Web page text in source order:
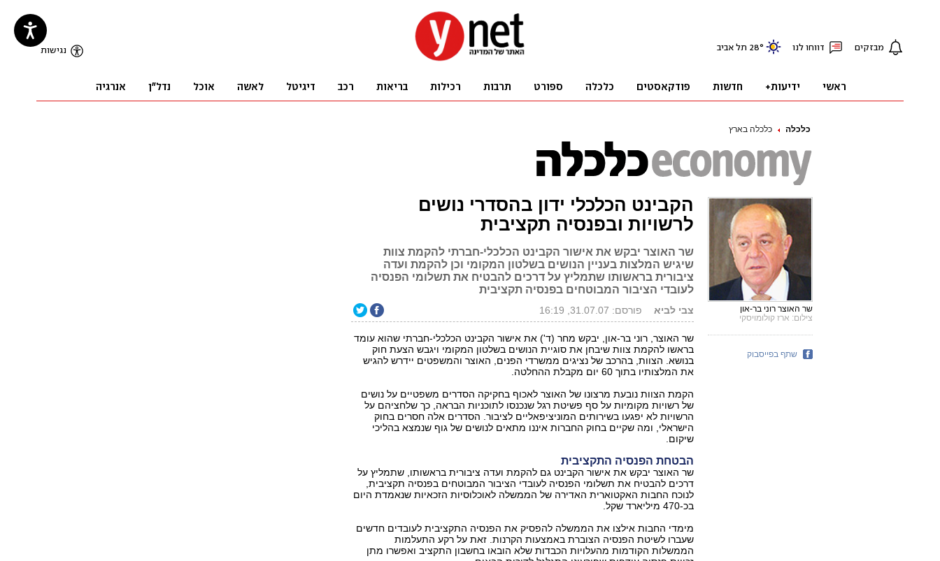
כלכלה כלכלה בארץ
הקבינט הכלכלי ידון בהסדרי נושים
לרשויות ובפנסיה תקציבית
שר האוצר יבקש את אישור הקבינט הכלכלי-חברתי להקמת צוות
שיגיש המלצות בעניין הנושים בשלטון המקומי וכן להקמת ועדה
ציבורית בראשותו שתמליץ על דרכים להבטיח את תשלומי הפנסיה
לעובדי הציבור המבוטחים בפנסיה תקציבית
צבי לביא פורסם: 31.07.07, 16:19
שר האוצר, רוני בר-און, יבקש מחר (ד') את אישור הקבינט הכלכלי-חברתי שהוא עומד
בראשו להקמת צוות שיבחן את סוגיית הנושים בשלטון המקומי ויגבש הצעת חוק
בנושא. הצוות, בהרכב של נציגים ממשרדי הפנים, האוצר והמשפטים יידרש להגיש
את המלצותיו בתוך 60 יום מקבלת ההחלטה.
הקמת הצוות נובעת מרצונו של האוצר לאכוף בחקיקה הסדרים משפטיים על נושים
של רשויות מקומיות על סף פשיטת רגל שנכנסו לתוכניות הבראה, כך שלחציהם על
הרשויות לא יפגעו בשירותים המוניציפאליים לציבור. הסדרים אלה חסרים בחוק
הישראלי, ומה שקיים בחוק החברות איננו מתאים לנושים של גוף שנמצא בהליכי
שיקום.
הבטחת הפנסיה התקציבית
שר האוצר יבקש את אישור הקבינט גם להקמת ועדה ציבורית בראשותו, שתמליץ על
דרכים להבטיח את תשלומי הפנסיה לעובדי הציבור המבוטחים בפנסיה תקציבית,
לנוכח החבות האקטוארית האדירה של הממשלה לאוכלוסיות הזכאיות שנאמדת היום
בכ-470 מיליארד שקל.
מימדי החבות אילצו את הממשלה להפסיק את הפנסיה התקציבית לעובדים חדשים
שעברו לשיטת הפנסיה הצוברת באמצעות הקרנות. זאת על רקע התעלמות
הממשלות הקודמות מהעלויות הכבדות שלא הובאו בחשבון התקציב ואפשרו מתן
שר האוצר רוני בר-און
צילום: ארז קולומויסקי
שתף בפייסבוק